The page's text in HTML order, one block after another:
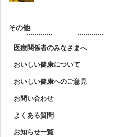
その他
医療関係者のみなさまへ
おいしい健康について
おいしい健康へのご意見
お問い合わせ
よくある質問
お知らせ一覧